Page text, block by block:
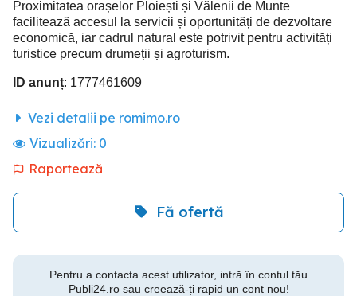
Proximitatea orașelor Ploiești și Vălenii de Munte
facilitează accesul la servicii și oportunități de dezvoltare
economică, iar cadrul natural este potrivit pentru activități
turistice precum drumeții și agroturism.
ID anunț: 1777461609
Vezi detalii pe romimo.ro
Vizualizări: 0
Raportează
Fă ofertă
Pentru a contacta acest utilizator, intră în contul tău
Publi24.ro sau creează-ți rapid un cont nou!